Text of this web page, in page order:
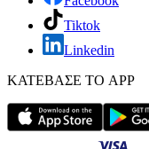
Tiktok
Linkedin
ΚΑΤΕΒΑΣΕ ΤΟ APP